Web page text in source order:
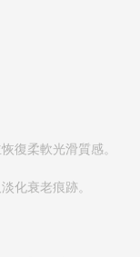
復柔軟光滑質感。
化衰老痕跡。